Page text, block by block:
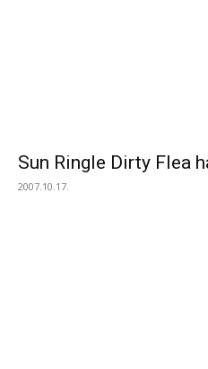
Sun Ringle Dirty Flea
2007.10.17.